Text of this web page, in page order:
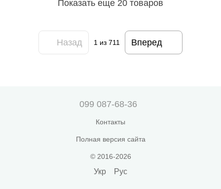
Показать еще 20 товаров
Назад 1 из 711 Вперед
099 087-68-36
Контакты
Полная версия сайта
© 2016-2026
Укр Рус